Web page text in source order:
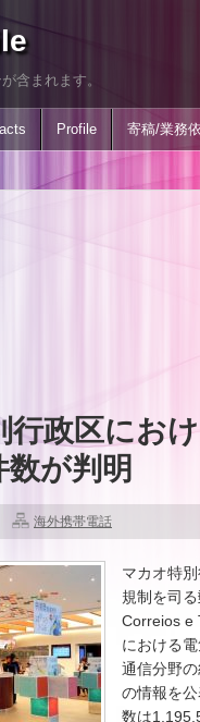
含まれます。
Profile 寄稿/業務
行政区にお
数が判明
海外携帯電話
マカオ特
規制を司
Correios e
における
通信分野
の情報を
数は